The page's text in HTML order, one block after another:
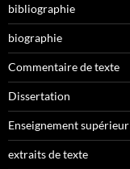
bibliographie
biographie
Commentaire de texte
Dissertation
Enseignement supérieur
extraits de texte